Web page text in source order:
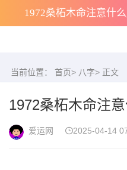
1972桑柘木命注意什
当前位置： 首页> 八字> 正文
1972桑柘木命注
爱运网 2025-04-14